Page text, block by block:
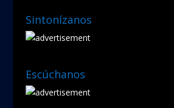
Sintonízanos
Escúchanos